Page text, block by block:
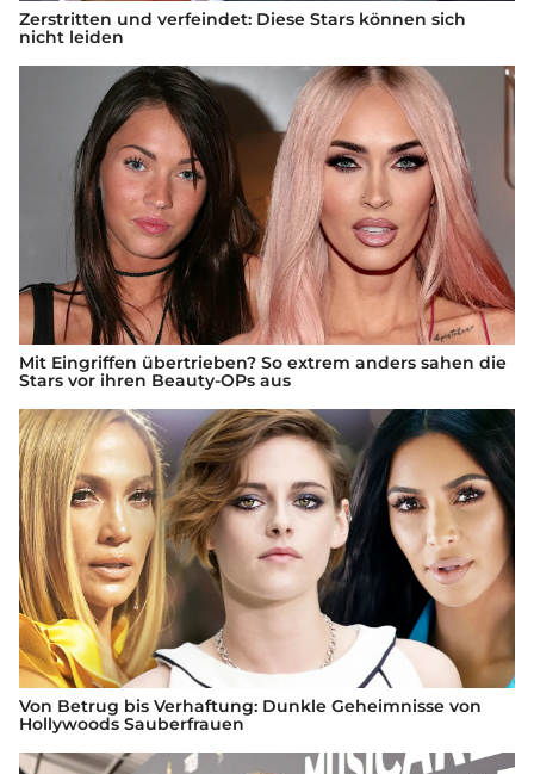
Zerstritten und verfeindet: Diese Stars können sich
nicht leiden
Mit Eingriffen übertrieben? So extrem anders sahen die
Stars vor ihren Beauty-OPs aus
Von Betrug bis Verhaftung: Dunkle Geheimnisse von
Hollywoods Sauberfrauen